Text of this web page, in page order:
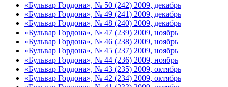
«Бульвар Гордона», № 50 (242) 2009, декабрь
«Бульвар Гордона», № 49 (241) 2009, декабрь
«Бульвар Гордона», № 48 (240) 2009, декабрь
«Бульвар Гордона», № 47 (239) 2009, ноябрь
«Бульвар Гордона», № 46 (238) 2009, ноябрь
«Бульвар Гордона», № 45 (237) 2009, ноябрь
«Бульвар Гордона», № 44 (236) 2009, ноябрь
«Бульвар Гордона», № 43 (235) 2009, октябрь
«Бульвар Гордона», № 42 (234) 2009, октябрь